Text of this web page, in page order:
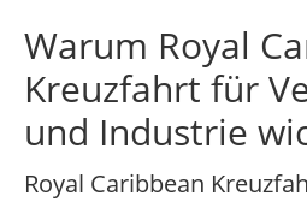
Warum Royal
Kreuzfahrt für
und Industrie
Royal Caribbean